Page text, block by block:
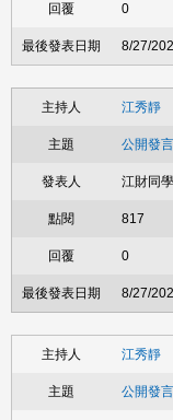
0
8/27/
江秀靜
公開發言
江財同學
817
0
8/27/
江秀靜
公開發言